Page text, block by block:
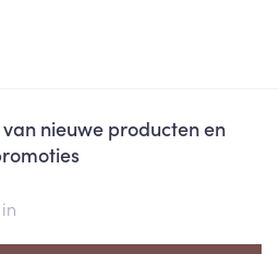
nieuwe producten en